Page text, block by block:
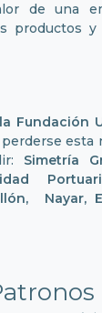
de una
productos
Fundación
esta
Simetría
Nayar,